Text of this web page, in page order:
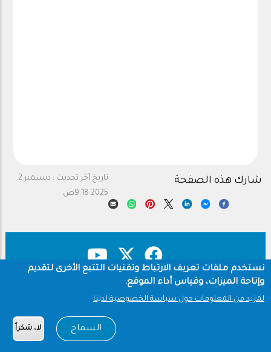
تاريخ آخر تحديث :
ديسمبر 2,
2025 9:18ص
شارك هذه الصفحة
Footer
نستخدم ملفات تعريف الارتباط وتقنيات التتبع الأخرى لتقديم
وإتاحة الميزات، وقياس أداء الموقع.
لمزيد من المعلومات حول سياسة الخصوصية لدينا
السماح لا، شكراً